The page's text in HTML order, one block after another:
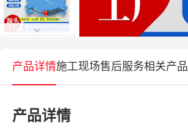
产品详情施工现场售后服务相关产品
产品详情